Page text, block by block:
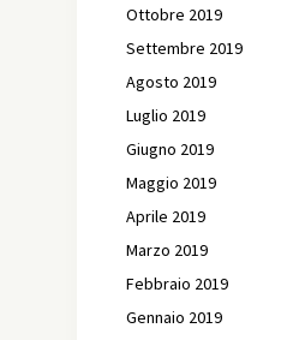
Ottobre 2019
Settembre 2019
Agosto 2019
Luglio 2019
Giugno 2019
Maggio 2019
Aprile 2019
Marzo 2019
Febbraio 2019
Gennaio 2019